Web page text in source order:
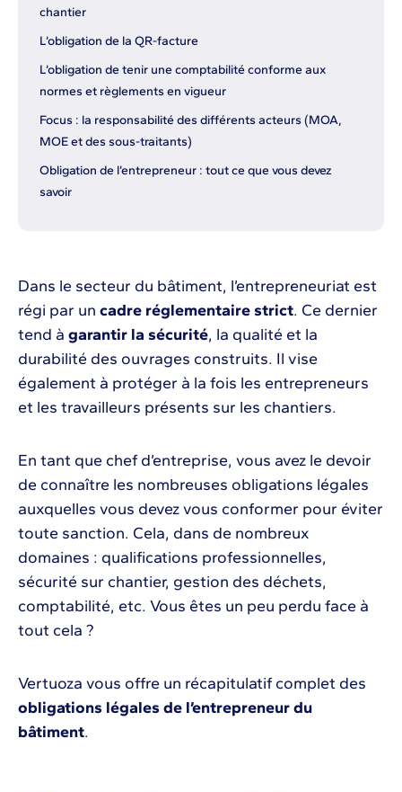
chantier
L’obligation de la QR-facture
L’obligation de tenir une comptabilité conforme aux
normes et règlements en vigueur
Focus : la responsabilité des différents acteurs (MOA,
MOE et des sous-traitants)
Obligation de l’entrepreneur : tout ce que vous devez
savoir
Dans le secteur du bâtiment, l’entrepreneuriat est
régi par un cadre réglementaire strict. Ce dernier
tend à garantir la sécurité, la qualité et la
durabilité des ouvrages construits. Il vise
également à protéger à la fois les entrepreneurs
et les travailleurs présents sur les chantiers.
En tant que chef d’entreprise, vous avez le devoir
de connaître les nombreuses obligations légales
auxquelles vous devez vous conformer pour éviter
toute sanction. Cela, dans de nombreux
domaines : qualifications professionnelles,
sécurité sur chantier, gestion des déchets,
comptabilité, etc. Vous êtes un peu perdu face à
tout cela ?
Vertuoza vous offre un récapitulatif complet des
obligations légales de l’entrepreneur du
bâtiment.